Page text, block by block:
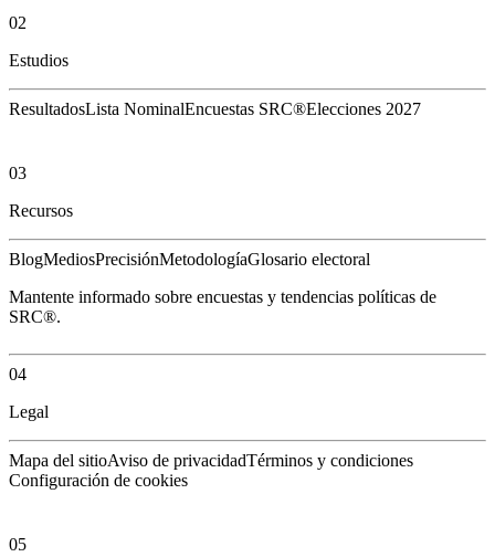
02
Estudios
ResultadosLista NominalEncuestas SRC®Elecciones 2027
03
Recursos
BlogMediosPrecisiónMetodologíaGlosario electoral
Mantente informado sobre encuestas y tendencias políticas de
SRC®.
04
Legal
Mapa del sitioAviso de privacidadTérminos y condiciones
Configuración de cookies
05